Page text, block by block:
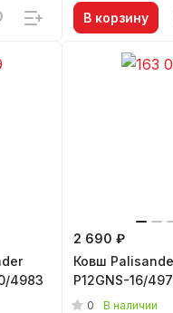
В корзину
4983
2 690 ₽
Ковш
P12GNS-16/
0 В наличии